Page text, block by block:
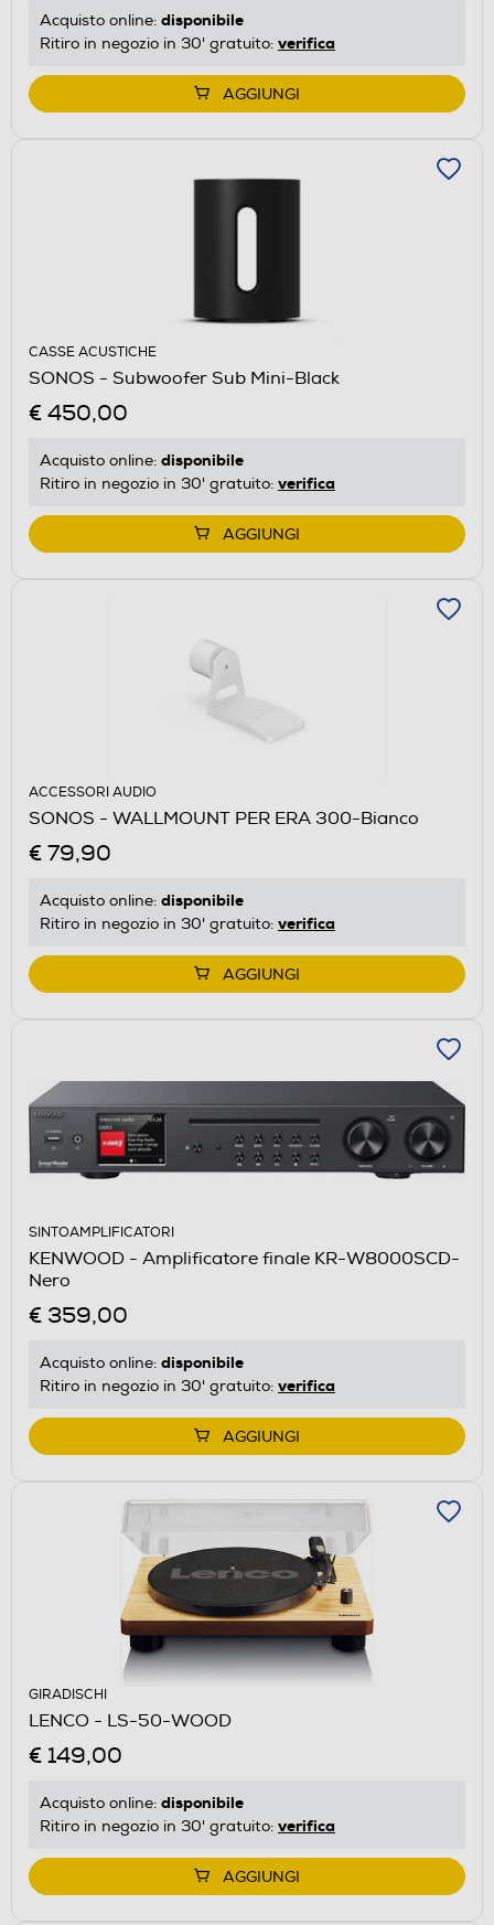
Acquisto online: disponibile
Ritiro in negozio in 30' gratuito: verifica
AGGIUNGI
CASSE ACUSTICHE
SONOS - Subwoofer Sub Mini-Black
€ 450,00
Acquisto online: disponibile
Ritiro in negozio in 30' gratuito: verifica
AGGIUNGI
ACCESSORI AUDIO
SONOS - WALLMOUNT PER ERA 300-Bianco
€ 79,90
Acquisto online: disponibile
Ritiro in negozio in 30' gratuito: verifica
AGGIUNGI
SINTOAMPLIFICATORI
KENWOOD - Amplificatore finale KR-W8000SCD-
Nero
€ 359,00
Acquisto online: disponibile
Ritiro in negozio in 30' gratuito: verifica
AGGIUNGI
GIRADISCHI
LENCO - LS-50-WOOD
€ 149,00
Acquisto online: disponibile
Ritiro in negozio in 30' gratuito: verifica
AGGIUNGI